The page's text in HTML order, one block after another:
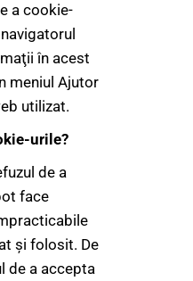
a cookie-
în acest
meniul Ajutor
utilizat.
urile?
de a
face
şi folosit. De
de a accepta